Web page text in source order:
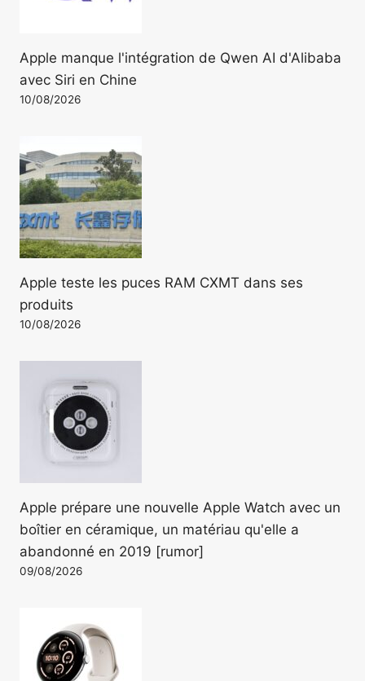
Apple manque l'intégration de Qwen AI d'Alibaba
avec Siri en Chine
10/08/2026
Apple teste les puces RAM CXMT dans ses
produits
10/08/2026
Apple prépare une nouvelle Apple Watch avec un
boîtier en céramique, un matériau qu'elle a
abandonné en 2019 [rumor]
09/08/2026